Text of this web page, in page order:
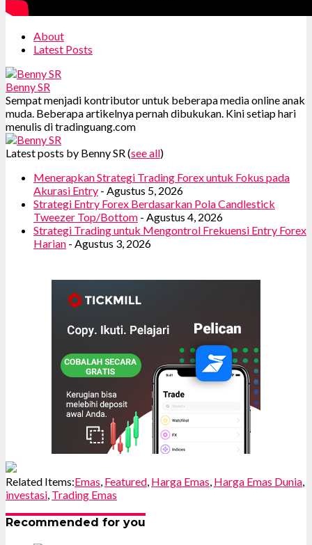
About
Latest Posts
Benny SR
Sempat menjadi kontributor untuk beberapa media online anak
muda. Beberapa artikelnya pernah dibukukan. Kini setiap hari
menulis di tradinguang.com
Latest posts by Benny SR (see all)
Menerapkan Strategi Trading Forex untuk Fokus pada
Akurasi Entry - Agustus 5, 2026
Strategi Entry Forex Berdasarkan Pola Candlestick
Tweezer Top/Bottom - Agustus 4, 2026
Strategi Trading untuk Mengontrol Frekuensi Entry Forex
Harian - Agustus 3, 2026
Related Items:Emas Featured Harga Emas Harga Emas Dunia
investasi Trading Emas
Recommended for you